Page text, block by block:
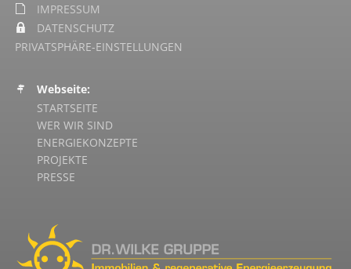
IMPRESSUM
DATENSCHUTZ
PRIVATSPHÄRE-EINSTELLUNGEN
Webseite:
NAVIGATION
ÜBERSPRINGEN
STARTSEITE
WER WIR SIND
ENERGIEKONZEPTE
PROJEKTE
PRESSE